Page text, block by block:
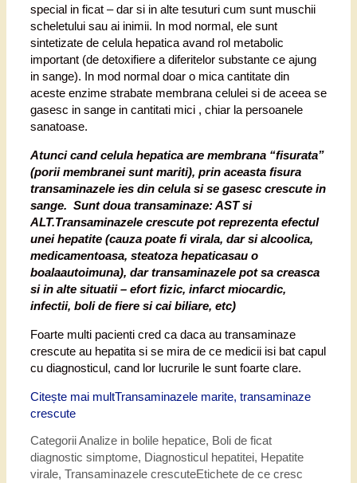
special in ficat – dar si in alte tesuturi cum sunt muschii
scheletului sau ai inimii. In mod normal, ele sunt
sintetizate de celula hepatica avand rol metabolic
important (de detoxifiere a diferitelor substante ce ajung
in sange). In mod normal doar o mica cantitate din
aceste enzime strabate membrana celulei si de aceea se
gasesc in sange in cantitati mici , chiar la persoanele
sanatoase.
Atunci cand celula hepatica are membrana “fisurata”
(porii membranei sunt mariti), prin aceasta fisura
transaminazele ies din celula si se gasesc crescute in
sange. Sunt doua transaminaze: AST si
ALT.Transaminazele crescute pot reprezenta efectul
unei hepatite (cauza poate fi virala, dar si alcoolica,
medicamentoasa, steatoza hepaticasau o
boalaautoimuna), dar transaminazele pot sa creasca
si in alte situatii – efort fizic, infarct miocardic,
infectii, boli de fiere si cai biliare, etc)
Foarte multi pacienti cred ca daca au transaminaze
crescute au hepatita si se mira de ce medicii isi bat capul
cu diagnosticul, cand lor lucrurile le sunt foarte clare.
Citește mai multTransaminazele marite, transaminaze
crescute
CategoriiAnalize in bolile hepatice, Boli de ficat
diagnostic simptome, Diagnosticul hepatitei, Hepatite
virale, Transaminazele crescuteEtichete de ce cresc